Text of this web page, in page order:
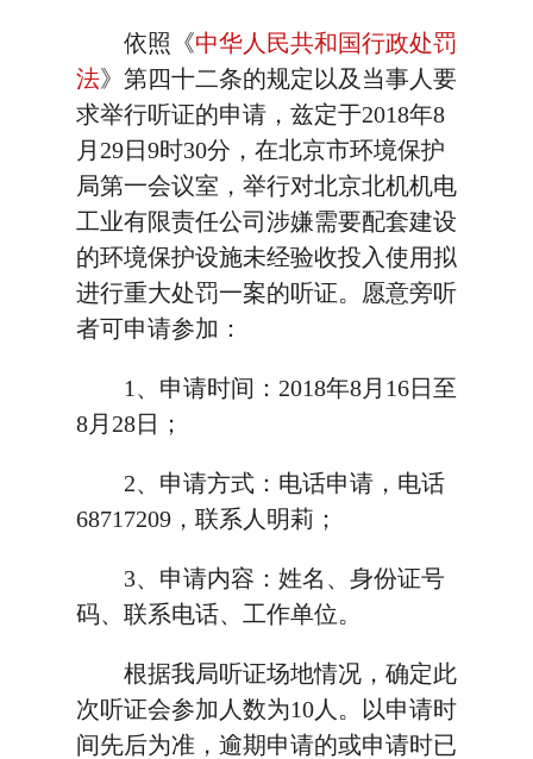
依照《中华人民共和国行政处罚
法》第四十二条的规定以及当事人要
求举行听证的申请，兹定于2018年8
月29日9时30分，在北京市环境保护
局第一会议室，举行对北京北机机电
工业有限责任公司涉嫌需要配套建设
的环境保护设施未经验收投入使用拟
进行重大处罚一案的听证。愿意旁听
者可申请参加：
1、申请时间：2018年8月16日至
8月28日；
2、申请方式：电话申请，电话
68717209，联系人明莉；
3、申请内容：姓名、身份证号
码、联系电话、工作单位。
根据我局听证场地情况，确定此
次听证会参加人数为10人。以申请时
间先后为准，逾期申请的或申请时已